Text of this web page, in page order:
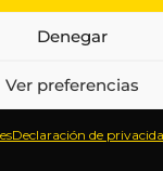
Denegar
Ver preferencias
Declaración de
Sobre
Contenido
de
Aviso